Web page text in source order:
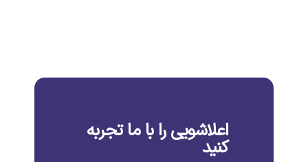
اعلاشویی را با ما تجربه
کنید